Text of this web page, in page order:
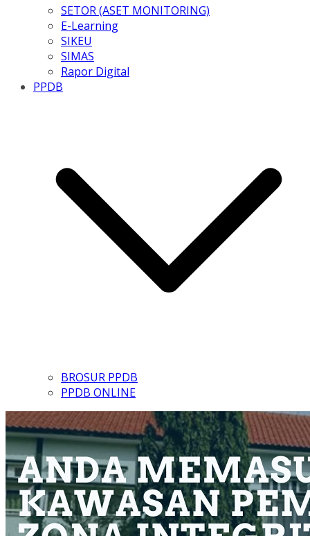
SETOR (ASET MONITORING)
E-Learning
SIKEU
SIMAS
Rapor Digital
PPDB
BROSUR PPDB
PPDB ONLINE